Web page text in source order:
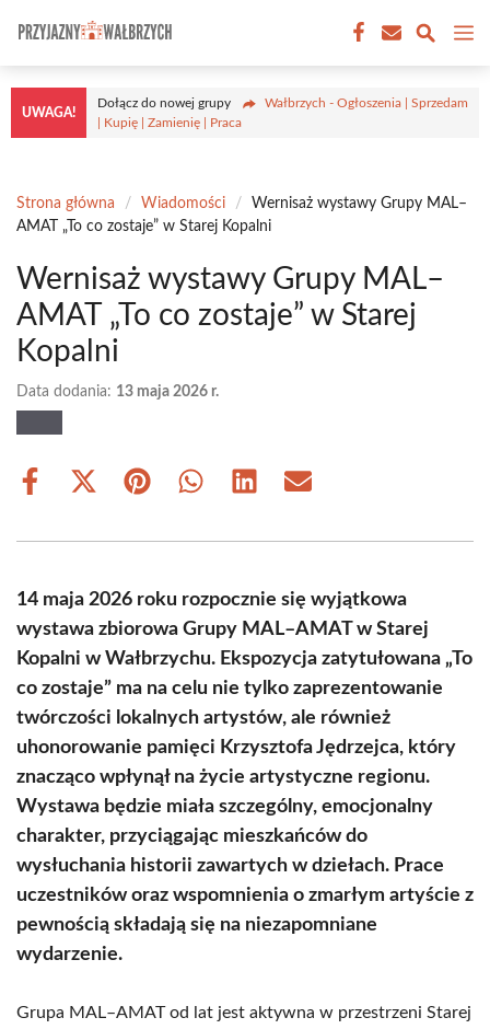
treści
UWAGA!
Dołącz do nowej grupy
Wałbrzych - Ogłoszenia | Sprzedam
| Kupię | Zamienię | Praca
Strona główna / Wiadomości /
Wernisaż wystawy Grupy MAL–
AMAT „To co zostaje” w Starej Kopalni
Wernisaż wystawy Grupy MAL–
AMAT „To co zostaje” w Starej
Kopalni
Data dodania: 13 maja 2026 r.
Share
Share
(Twitter)
Share Share Share Share
14 maja 2026 roku rozpocznie się wyjątkowa
wystawa zbiorowa Grupy MAL–AMAT w Starej
Kopalni w Wałbrzychu. Ekspozycja zatytułowana „To
co zostaje” ma na celu nie tylko zaprezentowanie
twórczości lokalnych artystów, ale również
uhonorowanie pamięci Krzysztofa Jędrzejca, który
znacząco wpłynął na życie artystyczne regionu.
Wystawa będzie miała szczególny, emocjonalny
charakter, przyciągając mieszkańców do
wysłuchania historii zawartych w dziełach. Prace
uczestników oraz wspomnienia o zmarłym artyście z
pewnością składają się na niezapomniane
wydarzenie.
Grupa MAL–AMAT od lat jest aktywna w przestrzeni Starej